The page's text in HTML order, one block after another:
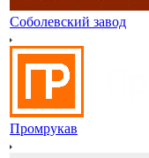
Соболевский завод
Промрукав